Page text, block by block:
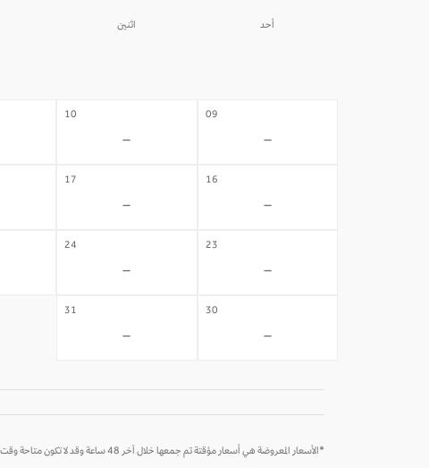
أحد اثنين
09
-
10
-
16
-
17
-
23
-
24
-
30
-
31
-
*الأسعار المعروضة هي أسعار مؤقتة تم جمعها خلال آخر 48 ساعة وقد لا تكون متاحة وقت الحجز